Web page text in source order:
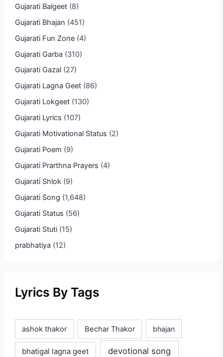
Gujarati Balgeet(8)
Gujarati Bhajan (451)
Gujarati Fun Zone(4)
Gujarati Garba (310)
Gujarati Gazal(27)
Gujarati Lagna Geet(86)
Gujarati Lokgeet(130)
Gujarati Lyrics (107)
Gujarati Motivational Status (2)
Gujarati Poem (9)
Gujarati Prarthna Prayers (4)
Gujarati Shlok(9)
Gujarati Song (1,648)
Gujarati Status (56)
Gujarati Stuti(15)
prabhatiya (12)
Lyrics By Tags
ashok thakor Bechar Thakor bhajan
bhatigal lagna geet devotional song